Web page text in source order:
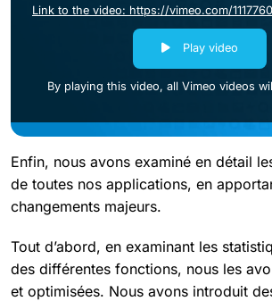
Link to the video: https://vimeo.com/
Play video
By playing this video, all Vimeo videos
Enfin, nous avons examiné en détail
de toutes nos applications, en
changements majeurs.
Tout d’abord, en examinant les
des différentes fonctions, nous les
et optimisées. Nous avons introduit